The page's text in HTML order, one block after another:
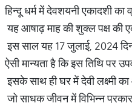
हिन्दू धर्म में देवशयनी एकादशी का
यह आषाढ़ माह की शुक्ल पक्ष की
इस साल यह 17 जुलाई, 2024
ऐसी मान्यता है कि इस तिथि पर
इसके साथ ही घर में देवी लक्ष्मी
जो साधक जीवन में विभिन्न